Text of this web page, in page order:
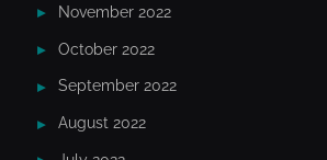
November 2022
October 2022
September 2022
August 2022